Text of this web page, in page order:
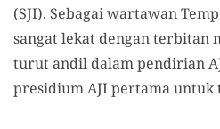
(SJI). Sebagai wartawan
sangat lekat dengan terbitan
turut andil dalam pendirian
presidium AJI pertama untuk